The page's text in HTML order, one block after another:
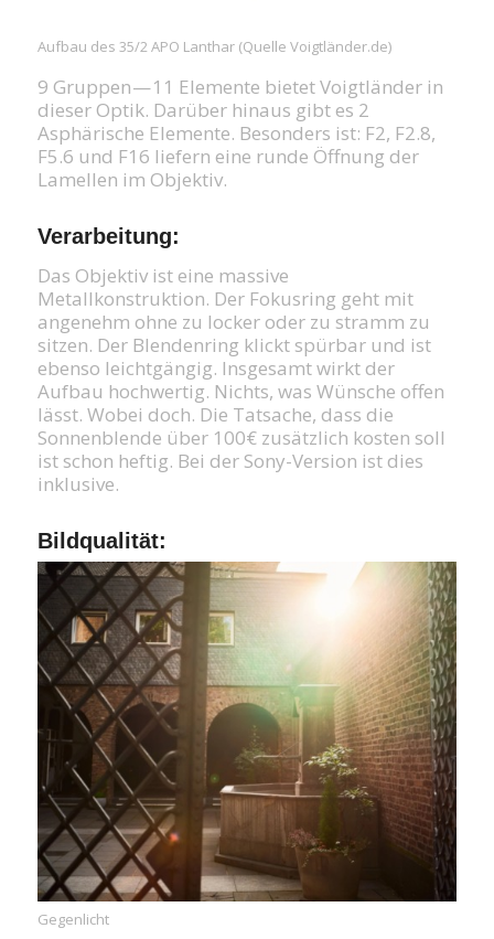
Aufbau des 35/2 APO Lanthar (Quelle Voigtländer.de)
9 Gruppen — 11 Elemente bietet Voigtländer in
dieser Optik. Darüber hinaus gibt es 2
Asphärische Elemente. Besonders ist: F2, F2.8,
F5.6 und F16 liefern eine runde Öffnung der
Lamellen im Objektiv.
Verarbeitung:
Das Objektiv ist eine massive
Metallkonstruktion. Der Fokusring geht mit
angenehm ohne zu locker oder zu stramm zu
sitzen. Der Blendenring klickt spürbar und ist
ebenso leichtgängig. Insgesamt wirkt der
Aufbau hochwertig. Nichts, was Wünsche offen
lässt. Wobei doch. Die Tatsache, dass die
Sonnenblende über 100€ zusätzlich kosten soll
ist schon heftig. Bei der Sony-Version ist dies
inklusive.
Bildqualität:
Gegenlicht